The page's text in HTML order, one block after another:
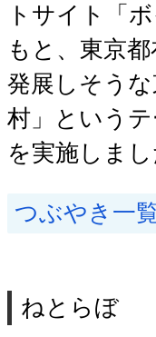
トサイト「
もと、東京
発展しそう
村」という
を実施しまし
つぶやき一
ねとらぼ